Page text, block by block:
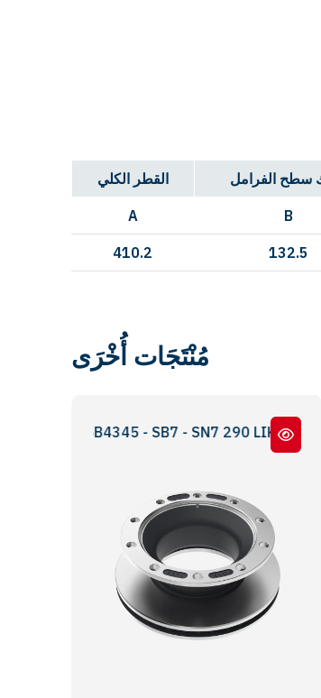
القطر الكلي الفرامل
A B
410.2 132.5
مُنْتَجَات أُخْرَى
SB4345 - SB7 - SN7 290 LIK DAR BOĞAZ
SKH SERİ - SKS SERIES (